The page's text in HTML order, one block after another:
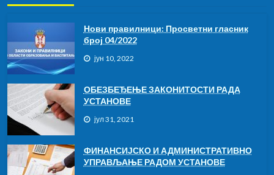
Нови правилници: Просветни гласник
број 04/2022
јун 10, 2022
ОБЕЗБЕЂЕЊЕ ЗАКОНИТОСТИ РАДА
УСТАНОВЕ
јул 31, 2021
ФИНАНСИЈСКО И АДМИНИСТРАТИВНО
УПРАВЉАЊЕ РАДОМ УСТАНОВЕ